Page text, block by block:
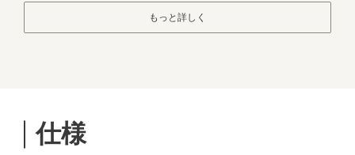
もっと詳しく
仕様